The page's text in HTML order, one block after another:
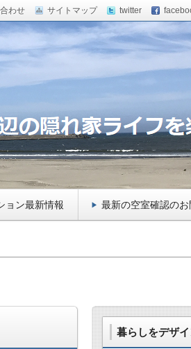
わせ サイトマップ twitter
レージハウス・小
ージ をご紹
ョン最新情報 最新の空室確認の
暮らしをデザイ